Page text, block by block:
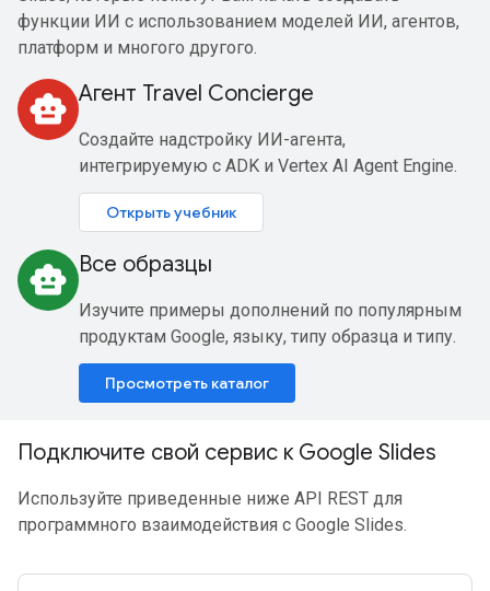
функции ИИ с использованием моделей ИИ, агентов,
платформ и многого другого.
smart_toy Агент Travel Concierge
Создайте надстройку ИИ-агента,
интегрируемую с ADK и Vertex AI Agent Engine.
Открыть учебник
smart_toy Все образцы
Изучите примеры дополнений по популярным
продуктам Google, языку, типу образца и типу.
Просмотреть каталог
Подключите свой сервис к Google Slides
Используйте приведенные ниже API REST для
программного взаимодействия с Google Slides.